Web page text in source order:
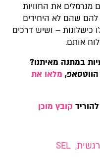
פשוטים מנרמלים את החוויות
שהם לא היחידים
כישלונות – ושיש דרכים
אותם.
במתנה מאיתנו?
הווטסאפ, מלאו את
קובץ מוכן
,
SEL